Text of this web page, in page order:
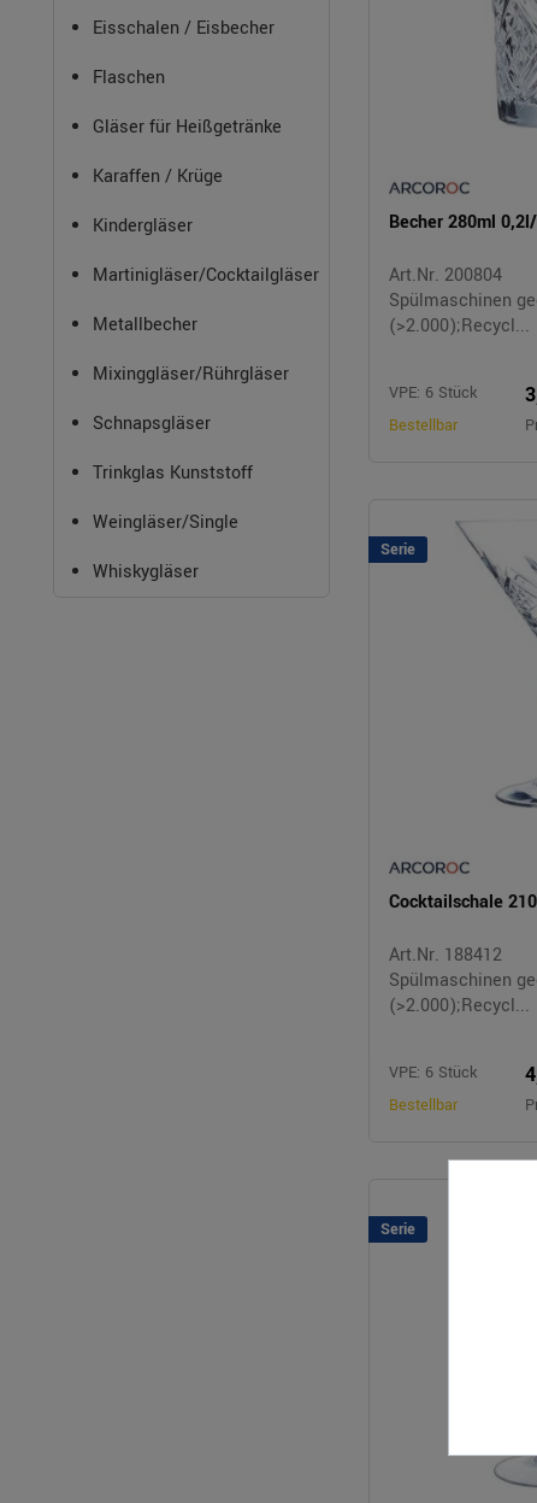
Eisschalen / Eisbecher
Flaschen
Gläser für Heißgetränke
Karaffen / Krüge
Kindergläser
Martinigläser/Cocktailgläser
Metallbecher
Mixinggläser/Rührgläser
Schnapsgläser
Trinkglas Kunststoff
Weingläser/Single
Whiskygläser
Becher 280ml
Art.Nr. 200804
Spülmaschinen
(>2.000);Recycl...
VPE: 6 Stück
Bestellbar
Serie
Cocktailschale
Art.Nr. 188412
Spülmaschinen
(>2.000);Recycl...
VPE: 6 Stück
Bestellbar
Serie